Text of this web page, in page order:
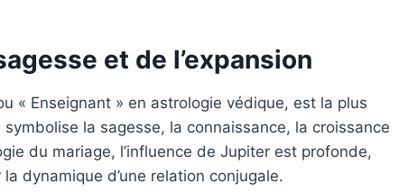
et de l’expansion
« Enseignant » en astrologie védique, est la plus
la sagesse, la connaissance, la croissance
du mariage, l’influence de Jupiter est profonde,
dynamique d’une relation conjugale.